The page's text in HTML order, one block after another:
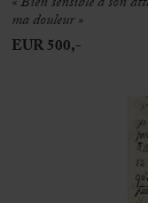
ma douleur »
EUR 500,-